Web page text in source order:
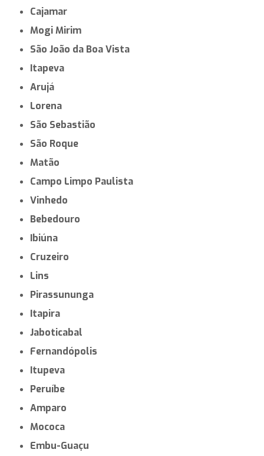
Cajamar
Mogi Mirim
São João da Boa Vista
Itapeva
Arujá
Lorena
São Sebastião
São Roque
Matão
Campo Limpo Paulista
Vinhedo
Bebedouro
Ibiúna
Cruzeiro
Lins
Pirassununga
Itapira
Jaboticabal
Fernandópolis
Itupeva
Peruíbe
Amparo
Mococa
Embu-Guaçu